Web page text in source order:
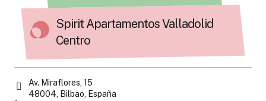
Spirit Apartamentos Valladolid
Centro
Av. Miraflores, 15
48004, Bilbao, España